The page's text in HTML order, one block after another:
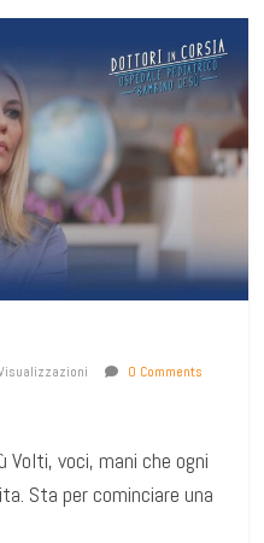
0 Comments
Volti, voci, mani che ogni
Sta per cominciare una